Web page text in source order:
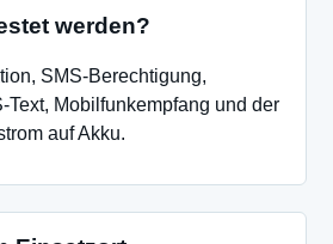
werden?
SMS-Berechtigung,
Text, Mobilfunkempfang und der
auf Akku.